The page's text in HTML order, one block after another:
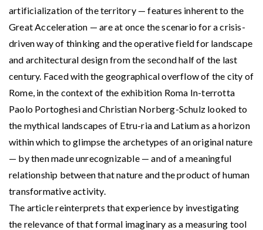
artificialization of the territory — features inherent to the
Great Acceleration — are at once the scenario for a crisis-
driven way of thinking and the operative field for landscape
and architectural design from the second half of the last
century. Faced with the geographical overflow of the city of
Rome, in the context of the exhibition Roma In-terrotta
Paolo Portoghesi and Christian Norberg-Schulz looked to
the mythical landscapes of Etru-ria and Latium as a horizon
within which to glimpse the archetypes of an original nature
— by then made unrecognizable — and of a meaningful
relationship between that nature and the product of human
transformative activity.
The article reinterprets that experience by investigating
the relevance of that formal imaginary as a measuring tool